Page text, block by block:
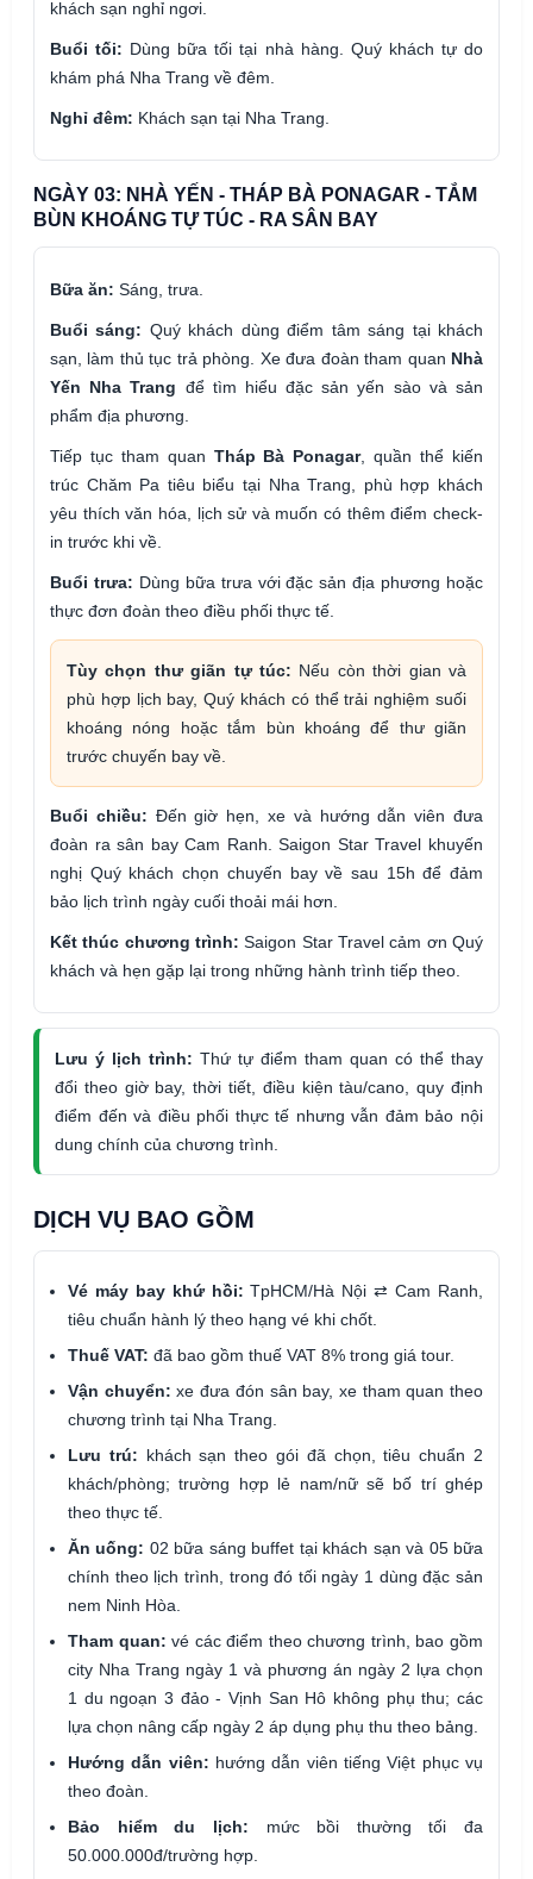
khách sạn nghỉ ngơi.
Buổi tối: Dùng bữa tối tại nhà hàng. Quý khách tự do
khám phá Nha Trang về đêm.
Nghỉ đêm: Khách sạn tại Nha Trang.
NGÀY 03: NHÀ YẾN - THÁP BÀ PONAGAR - TẮM
BÙN KHOÁNG TỰ TÚC - RA SÂN BAY
Bữa ăn: Sáng, trưa.
Buổi sáng: Quý khách dùng điểm tâm sáng tại khách
sạn, làm thủ tục trả phòng. Xe đưa đoàn tham quan Nhà
Yến Nha Trang để tìm hiểu đặc sản yến sào và sản
phẩm địa phương.
Tiếp tục tham quan Tháp Bà Ponagar, quần thể kiến
trúc Chăm Pa tiêu biểu tại Nha Trang, phù hợp khách
yêu thích văn hóa, lịch sử và muốn có thêm điểm check-
in trước khi về.
Buổi trưa: Dùng bữa trưa với đặc sản địa phương hoặc
thực đơn đoàn theo điều phối thực tế.
Tùy chọn thư giãn tự túc: Nếu còn thời gian và
phù hợp lịch bay, Quý khách có thể trải nghiệm suối
khoáng nóng hoặc tắm bùn khoáng để thư giãn
trước chuyến bay về.
Buổi chiều: Đến giờ hẹn, xe và hướng dẫn viên đưa
đoàn ra sân bay Cam Ranh. Saigon Star Travel khuyến
nghị Quý khách chọn chuyến bay về sau 15h để đảm
bảo lịch trình ngày cuối thoải mái hơn.
Kết thúc chương trình: Saigon Star Travel cảm ơn Quý
khách và hẹn gặp lại trong những hành trình tiếp theo.
Lưu ý lịch trình: Thứ tự điểm tham quan có thể thay
đổi theo giờ bay, thời tiết, điều kiện tàu/cano, quy định
điểm đến và điều phối thực tế nhưng vẫn đảm bảo nội
dung chính của chương trình.
DỊCH VỤ BAO GỒM
Vé máy bay khứ hồi: TpHCM/Hà Nội ⇄ Cam Ranh,
tiêu chuẩn hành lý theo hạng vé khi chốt.
Thuế VAT: đã bao gồm thuế VAT 8% trong giá tour.
Vận chuyển: xe đưa đón sân bay, xe tham quan theo
chương trình tại Nha Trang.
Lưu trú: khách sạn theo gói đã chọn, tiêu chuẩn 2
khách/phòng; trường hợp lẻ nam/nữ sẽ bố trí ghép
theo thực tế.
Ăn uống: 02 bữa sáng buffet tại khách sạn và 05 bữa
chính theo lịch trình, trong đó tối ngày 1 dùng đặc sản
nem Ninh Hòa.
Tham quan: vé các điểm theo chương trình, bao gồm
city Nha Trang ngày 1 và phương án ngày 2 lựa chọn
1 du ngoạn 3 đảo - Vịnh San Hô không phụ thu; các
lựa chọn nâng cấp ngày 2 áp dụng phụ thu theo bảng.
Hướng dẫn viên: hướng dẫn viên tiếng Việt phục vụ
theo đoàn.
Bảo hiểm du lịch: mức bồi thường tối đa
50.000.000đ/trường hợp.